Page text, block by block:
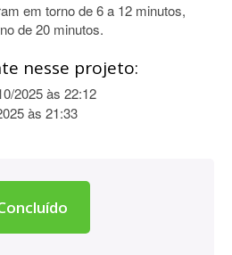
em torno de 6 a 12 minutos,
de 20 minutos.
nesse projeto:
2025 às 22:12
às 21:33